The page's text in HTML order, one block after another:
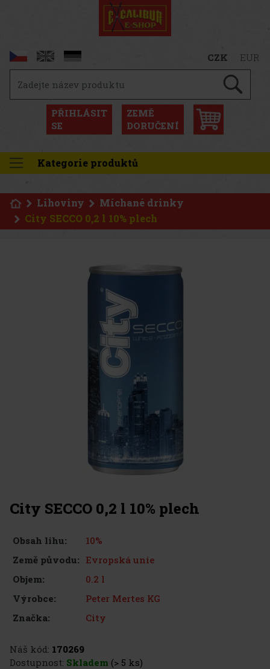
CZK EUR
PŘIHLÁSIT
SE
ZEMĚ
DORUČENÍ
Kategorie produktů
Lihoviny
Míchané drinky
City SECCO 0,2 l 10% plech
City SECCO 0,2 l 10% plech
Obsah lihu:
10%
Země původu: Evropská unie
Objem:
0.2 l
Výrobce:
Peter Mertes KG
Značka:
City
Náš kód: 170269
Dostupnost: Skladem (> 5 ks)